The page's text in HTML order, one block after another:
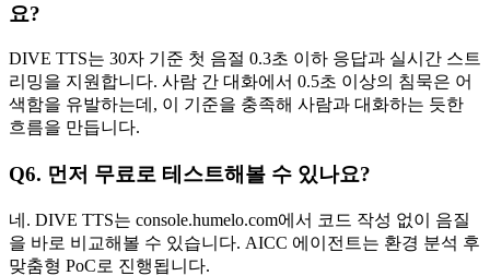
요?
DIVE TTS는 30자 기준 첫 음절 0.3초 이하 응답과 실시간 스트
리밍을 지원합니다. 사람 간 대화에서 0.5초 이상의 침묵은 어
색함을 유발하는데, 이 기준을 충족해 사람과 대화하는 듯한
흐름을 만듭니다.
Q6. 먼저 무료로 테스트해볼 수 있나요?
네. DIVE TTS는 console.humelo.com에서 코드 작성 없이 음질
을 바로 비교해볼 수 있습니다. AICC 에이전트는 환경 분석 후
맞춤형 PoC로 진행됩니다.